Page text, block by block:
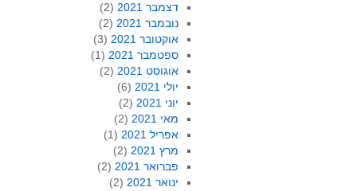
דצמבר 2021
(2)
נובמבר 2021
(2)
אוקטובר 2021
(3)
ספטמבר 2021
(1)
אוגוסט 2021
(2)
יולי 2021
(6)
יוני 2021
(2)
מאי 2021
(2)
אפריל 2021
(1)
מרץ 2021
(2)
פברואר 2021
(2)
ינואר 2021
(2)